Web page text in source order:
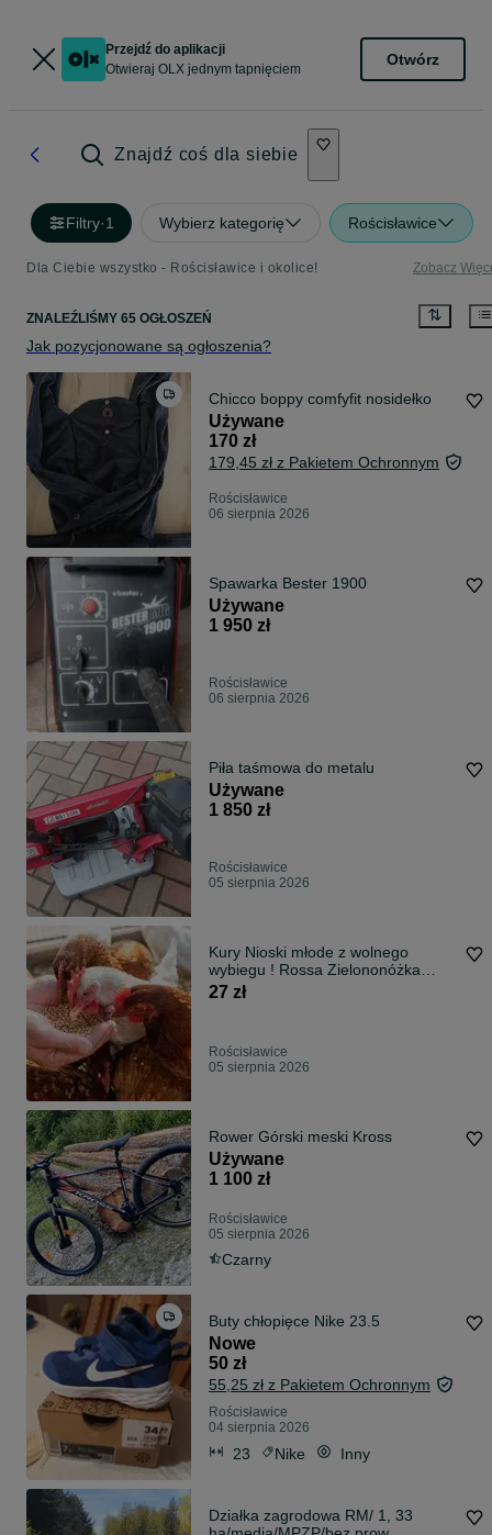
Przejdź do aplikacji
Otwieraj OLX jednym tapnięciem
Otwórz
Znajdź coś dla siebie
Filtry·1 Wybierz kategorię Rościsławice
Dla Ciebie wszystko - Rościsławice i okolice! Zobacz
ZNALEŹLIŚMY 65 OGŁOSZEŃ
Jak pozycjonowane są ogłoszenia?
Chicco boppy comfyfit nosidełko
Używane
170 zł
179,45 zł z Pakietem Ochronnym
Rościsławice
06 sierpnia 2026
Spawarka Bester 1900
Używane
1 950 zł
Rościsławice
06 sierpnia 2026
Piła taśmowa do metalu
Używane
1 850 zł
Rościsławice
05 sierpnia 2026
Kury Nioski młode z wolnego
wybiegu ! Rossa Zielononóżka
GreenShell !
27 zł
Rościsławice
05 sierpnia 2026
Rower Górski meski Kross
Używane
1 100 zł
Rościsławice
05 sierpnia 2026
Czarny
Buty chłopięce Nike 23.5
Nowe
50 zł
55,25 zł z Pakietem Ochronnym
Rościsławice
04 sierpnia 2026
23 Nike Inny
Działka zagrodowa RM/ 1, 33